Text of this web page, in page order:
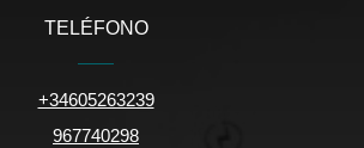
TELÉFONO
+34605263239
967740298